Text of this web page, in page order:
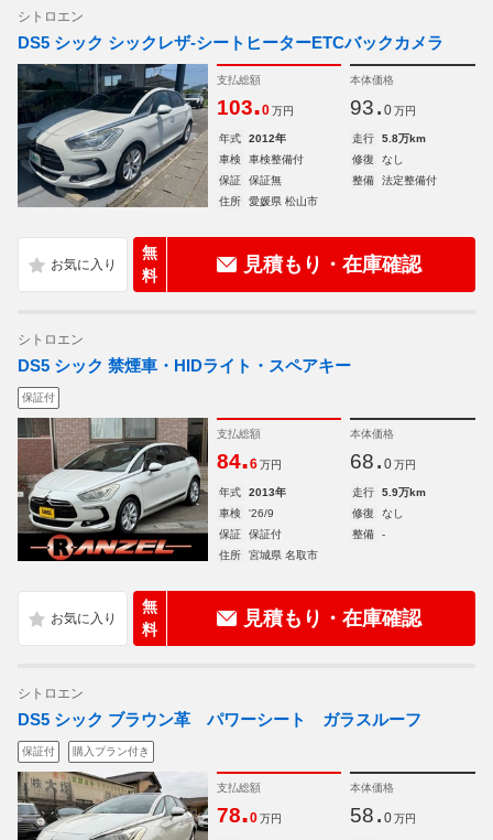
シトロエン
DS5 シック シックレザ-シートヒーターETCバックカメラ
支払総額
103.0 万円
本体価格
93. 0 万円
年式 2012年 走行
5.8万km
車検
車検整備付 修復
なし
保証
保証無 整備
法定整備付
住所
愛媛県 松山市
無
料
見積もり・在庫確認
シトロエン
DS5 シック 禁煙車・HIDライト・スペアキー
保証付
支払総額
84.6 万円
本体価格
68. 0 万円
年式 2013年 走行
5.9万km
車検
'26/9 修復
なし
保証
保証付 整備
-
住所
宮城県 名取市
無
料
見積もり・在庫確認
シトロエン
DS5 シック ブラウン革 パワーシート ガラスルーフ
保証付 購入プラン付き
支払総額
78.0 万円
本体価格
58. 0 万円